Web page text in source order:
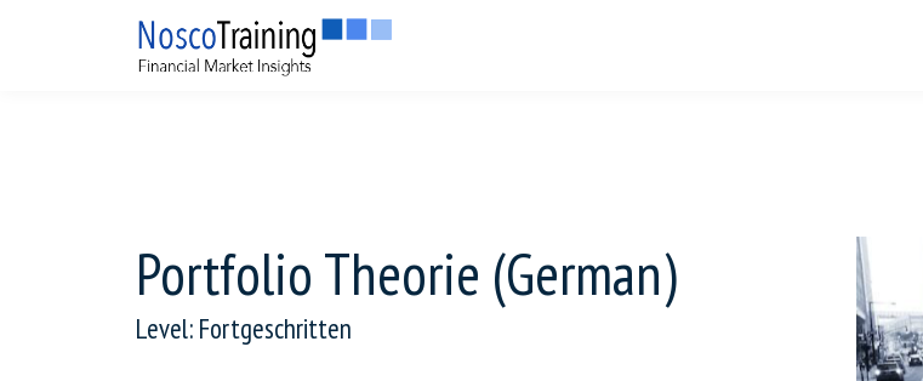
Portfolio Theorie (German)
Level: Fortgeschritten